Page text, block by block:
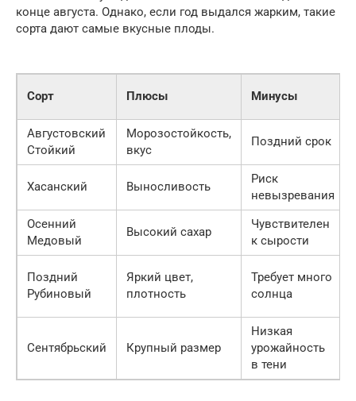
конце августа. Однако, если год выдался жарким, такие
сорта дают самые вкусные плоды.
Сорт Плюсы Минусы
Августовский
Стойкий
Морозостойкость,
вкус
Поздний срок
Хасанский Выносливость
Риск
невызревания
Осенний
Медовый
Высокий сахар
Чувствителен
к сырости
Поздний
Рубиновый
Яркий цвет,
плотность
Требует много
солнца
Сентябрьский Крупный размер
Низкая
урожайность
в тени